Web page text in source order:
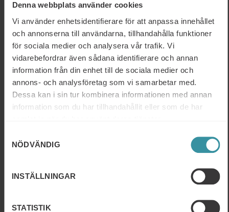
Denna webbplats använder cookies
Vi använder enhetsidentifierare för att anpassa innehållet
och annonserna till användarna, tillhandahålla funktioner
för sociala medier och analysera vår trafik. Vi
vidarebefordrar även sådana identifierare och annan
information från din enhet till de sociala medier och
annons- och analysföretag som vi samarbetar med.
Dessa kan i sin tur kombinera informationen med annan
information som du har tillhandahållit eller som de har
NÖDVÄNDIG
INSTÄLLNINGAR
STATISTIK
Du kommer att få med dig
Vässad kompetens om hur du som chef coachar
medarbetaren i att nå ökad framgång.
Medvetenhet om dina styrkor och dina
utvecklingsområden som coach
Hur du som chef arbetar mer med aktiv kommunikation
kopplat till coachning
medvetenheten hos medarbetaren du coachar
medarbetaren
Hur du undviker de vanligaste misstagen vi gör när vi